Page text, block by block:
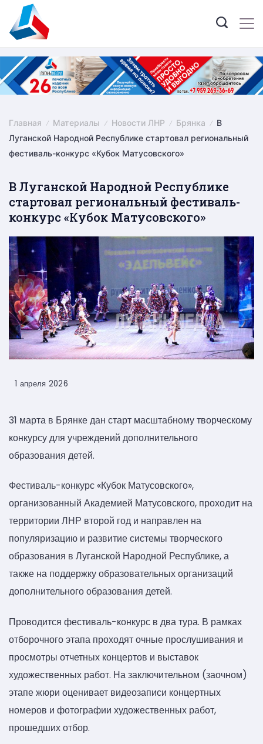
content
Главная Материалы Новости ЛНР Брянка
В
Луганской Народной Республике стартовал региональный
фестиваль-конкурс «Кубок Матусовского»
В Луганской Народной Республике
стартовал региональный фестиваль-
конкурс «Кубок Матусовского»
1 апреля 2026
31 марта в Брянке дан старт масштабному творческому
конкурсу для учреждений дополнительного
образования детей.
Фестиваль-конкурс «Кубок Матусовского»,
организованный Академией Матусовского, проходит на
территории ЛНР второй год и направлен на
популяризацию и развитие системы творческого
образования в Луганской Народной Республике, а
также на поддержку образовательных организаций
дополнительного образования детей.
Проводится фестиваль-конкурс в два тура. В рамках
отборочного этапа проходят очные прослушивания и
просмотры отчетных концертов и выставок
художественных работ. На заключительном (заочном)
этапе жюри оценивает видеозаписи концертных
номеров и фотографии художественных работ,
прошедших отбор.